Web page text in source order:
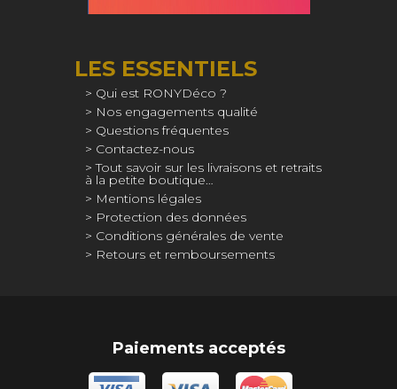
LES ESSENTIELS
Qui est RONYDéco ?
Nos engagements qualité
Questions fréquentes
Contactez-nous
Tout savoir sur les livraisons et retraits
à la petite boutique…
Mentions légales
Protection des données
Conditions générales de vente
Retours et remboursements
Paiements acceptés